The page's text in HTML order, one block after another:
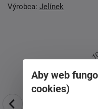
Výrobca: Jelínek
Aby web
cookies)